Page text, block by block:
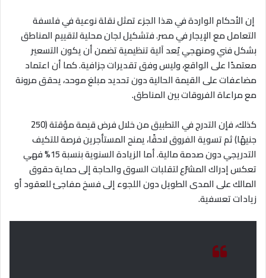
إن الأحكام الواردة في هذا الجزء تمثل نقلة نوعية في فلسفة
التعامل مع الإيجار في مصر. فتشكيل لجان محلية لتقييم المناطق
بشكل فني ومنهجي يُعد آلية تنظيمية تضمن أن يكون التسعير
معتمدًا على الواقع، وليس وفق تقديرات جزافية. كما أن اعتماد
مضاعفات على القيمة الحالية دون تحديد مبلغ موحد، يحقق مرونة
مع مراعاة الفروقات بين المناطق.
كذلك، فإن التدرج في التطبيق من خلال فرض قيمة مؤقتة (250
جنيهًا) ثم تسوية الفروق لاحقًا، يمنح المستأجرين فرصة للتكيف
التدريجي دون صدمة مالية. أما الزيادة السنوية بنسبة 15% فهي
تعكس إدراك المشرّع لتقلبات السوق والحاجة إلى حماية حقوق
المالك على المدى الطويل دون اللجوء إلى فسخ مفاجئ للعقود أو
زيادات تعسفية.